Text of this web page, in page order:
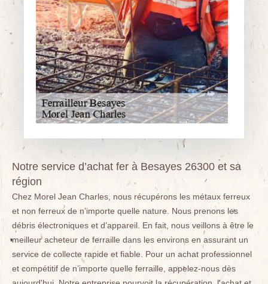
Notre service d’achat fer à Besayes 26300 et sa
région
Chez Morel Jean Charles, nous récupérons les métaux ferreux
et non ferreux de n’importe quelle nature. Nous prenons les
débris électroniques et d’appareil. En fait, nous veillons à être le
meilleur acheteur de ferraille dans les environs en assurant un
service de collecte rapide et fiable. Pour un achat professionnel
et compétitif de n’importe quelle ferraille, appelez-nous dès